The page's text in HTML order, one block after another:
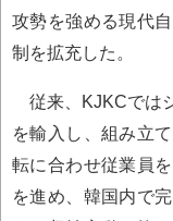
攻勢を強める現代
制を拡充した。
従来、KJKCでは
を輸入し、組み立
転に合わせ従業員
を進め、韓国内で